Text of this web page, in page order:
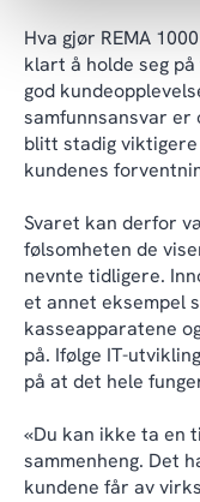
Hva gjør REMA
klart å holde seg
god
samfunnsansvar er
blitt stadig
kundenes
Svaret kan derfor
følsomheten de
nevnte tidligere.
et annet eksempel
kasseapparatene
på. Ifølge IT-
på at det hele
«Du kan ikke ta en
sammenheng. Det
kundene får av